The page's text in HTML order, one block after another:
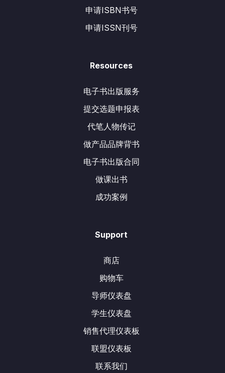
申请ISBN书号
申请ISSN刊号
Resources
电子书出版服务
提交选题申报表
代笔人物传记
做产品品牌背书
电子书出版合同
做课出书
成功案例
Support
商店
购物车
导师仪表盘
学生仪表盘
销售代理仪表板
联盟仪表板
联系我们